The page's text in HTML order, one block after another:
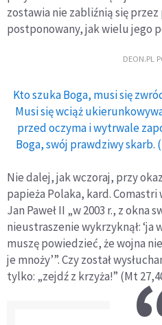
zostawia nie zabliźnią się
postponowany, jak wielu jego
DEON.PL
Kto szuka Boga, musi się
Musi się wciąż
przed oczyma i wytrwale
Boga, swój prawdziwy skarb.
Nie dalej, jak wczoraj, przy
papieża Polaka, kard.
Jan Paweł II „w 2003 r., z okna
nieustraszenie wykrzyknął: ‘ja
muszę powiedzieć, że wojna
je mnoży’”. Czy został
tylko: „zejdź z krzyża!” (Mt